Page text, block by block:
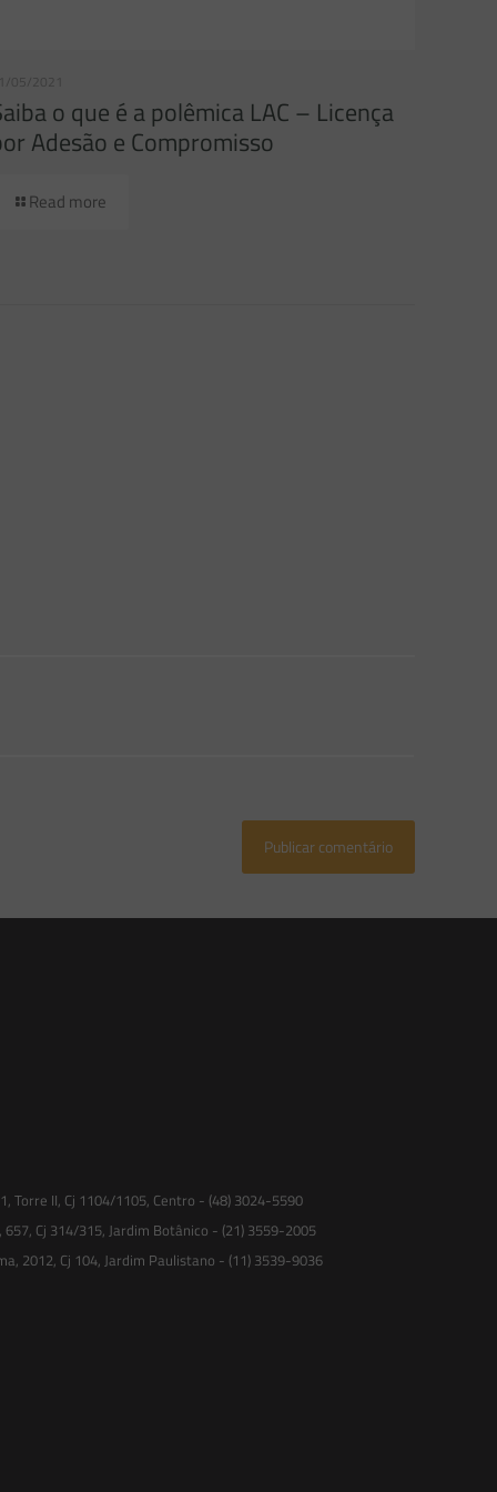
05/2021
o que é a polêmica LAC – Licença
Adesão e Compromisso
Read more
Torre II, Cj 1104/1105, Centro - (48) 3024-5590
Cj 314/315, Jardim Botânico - (21) 3559-2005
2012, Cj 104, Jardim Paulistano - (11) 3539-9036